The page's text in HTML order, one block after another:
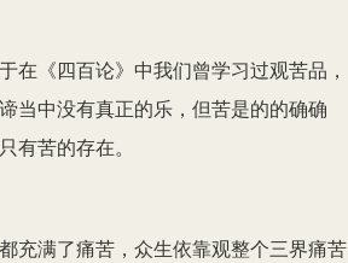
在《四百论》中我们曾学习过观苦品，
当中没有真正的乐，但苦是的的确确
苦的存在。
充满了痛苦，众生依靠观整个三界痛苦